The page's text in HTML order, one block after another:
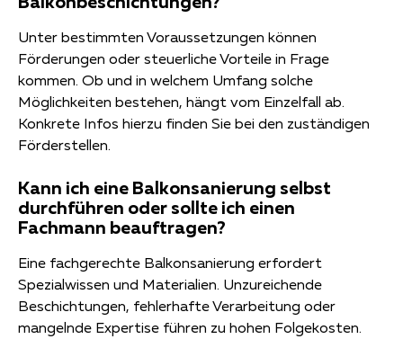
Unter bestimmten Voraussetzungen können
Förderungen oder steuerliche Vorteile in Frage
kommen. Ob und in welchem Umfang solche
Möglichkeiten bestehen, hängt vom Einzelfall ab.
Konkrete Infos hierzu finden Sie bei den zuständigen
Förderstellen.
Kann ich eine Balkonsanierung selbst
durchführen oder sollte ich einen
Fachmann beauftragen?
Eine fachgerechte Balkonsanierung erfordert
Spezialwissen und Materialien. Unzureichende
Beschichtungen, fehlerhafte Verarbeitung oder
mangelnde Expertise führen zu hohen Folgekosten.